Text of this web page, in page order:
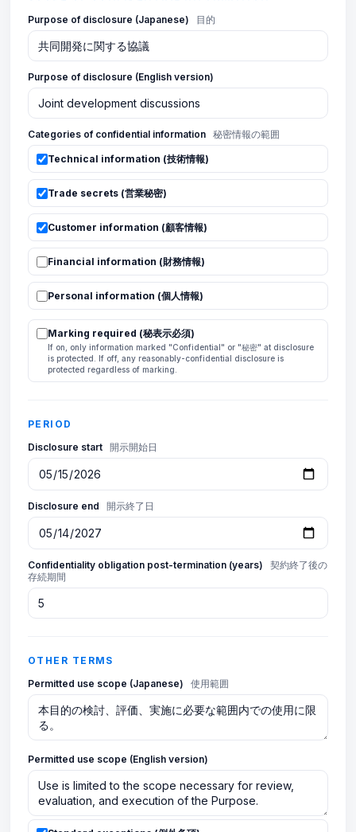
Purpose of disclosure (Japanese)
目的
Purpose of disclosure (English version)
Categories of confidential information 秘密情報の範囲
Technical information (技術情報)
Trade secrets (営業秘密)
Customer information (顧客情報)
Financial information (財務情報)
Personal information (個人情報)
Marking required (秘表示必須)
If on, only information marked "Confidential" or "秘密" at disclosure
is protected. If off, any reasonably-confidential disclosure is
protected regardless of marking.
PERIOD
Disclosure start 開示開始日
Disclosure end 開示終了日
Confidentiality obligation post-termination (years)
契約終了後の
存続期間
OTHER TERMS
Permitted use scope (Japanese)
使用範囲
Permitted use scope (English version)